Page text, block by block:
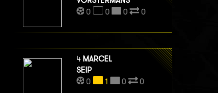
0
0 0 0
4 MARCEL
SEIP
0
1 0 0